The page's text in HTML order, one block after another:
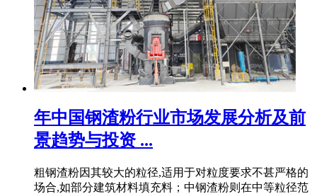
年中国钢渣粉行业市场发展分析及前
景趋势与投资 ...
粗钢渣粉因其较大的粒径,适用于对粒度要求不甚严格的
场合,如部分建筑材料填充料；中钢渣粉则在中等粒径范